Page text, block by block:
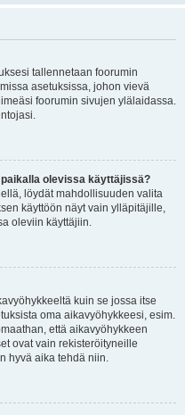
tallennetaan foorumin
asetuksissa, johon vievä
foorumin sivujen ylälaidassa.
olevissa käyttäjissä?
löydät mahdollisuuden valita
käyttöön näyt vain ylläpitäjille,
oleviin käyttäjiin.
kuin se jossa itse
oma aikavyöhykkeesi, esim.
että aikavyöhykkeen
ovat vain rekisteröityneille
hyvä aika tehdä niin.